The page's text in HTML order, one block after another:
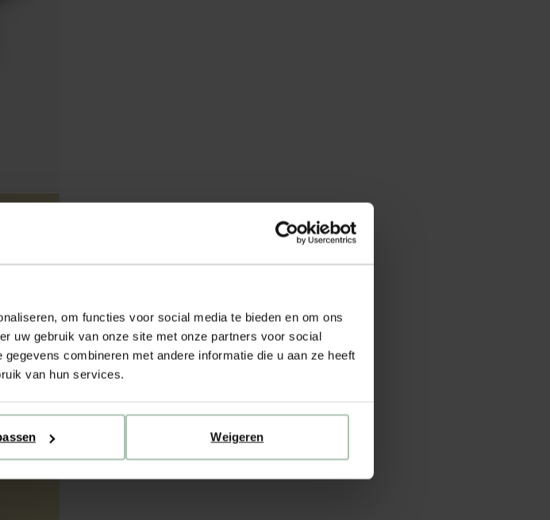
om functies voor social media te bieden en om ons
uw gebruik van onze site met onze partners voor social
combineren met andere informatie die u aan ze heeft
van hun services.
Weigeren